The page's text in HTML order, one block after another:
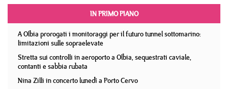
IN PRIMO PIANO
A Olbia prorogati i monitoraggi per il futuro tunnel sottomarino:
limitazioni sulle sopraelevate
Stretta sui controlli in aeroporto a Olbia, sequestrati caviale,
contanti e sabbia rubata
Nina Zilli in concerto lunedì a Porto Cervo